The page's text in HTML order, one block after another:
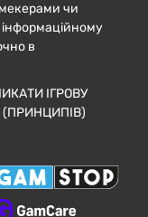
чи
інформаційному
в
ІГРОВУ